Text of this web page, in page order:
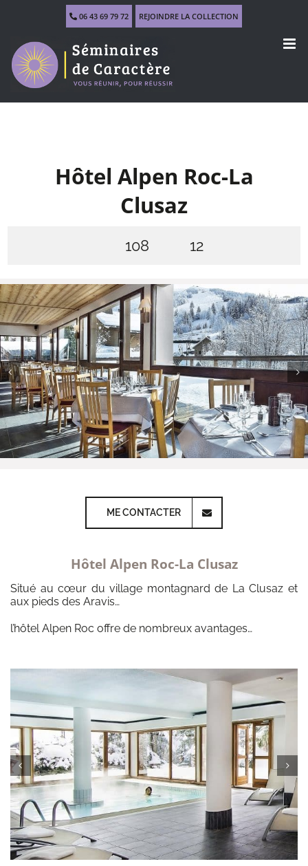
06 43 69 79 72 REJOINDRE LA COLLECTION
Hôtel Alpen Roc-La
Clusaz
108 12
ME CONTACTER
Hôtel Alpen Roc-La Clusaz
Situé au cœur du village montagnard de La Clusaz et
aux pieds des Aravis…
l’hôtel Alpen Roc offre de nombreux avantages…